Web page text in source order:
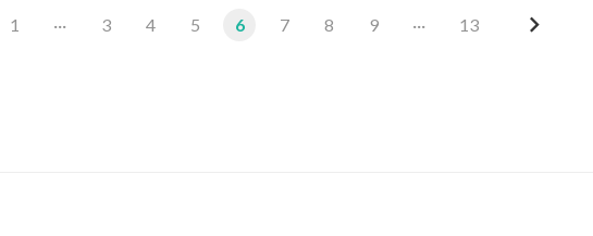
1 ··· 3 4 5 6 7 8 9 ··· 13
다